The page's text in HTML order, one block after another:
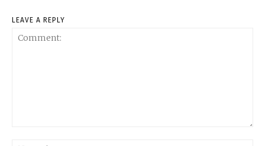
LEAVE A REPLY